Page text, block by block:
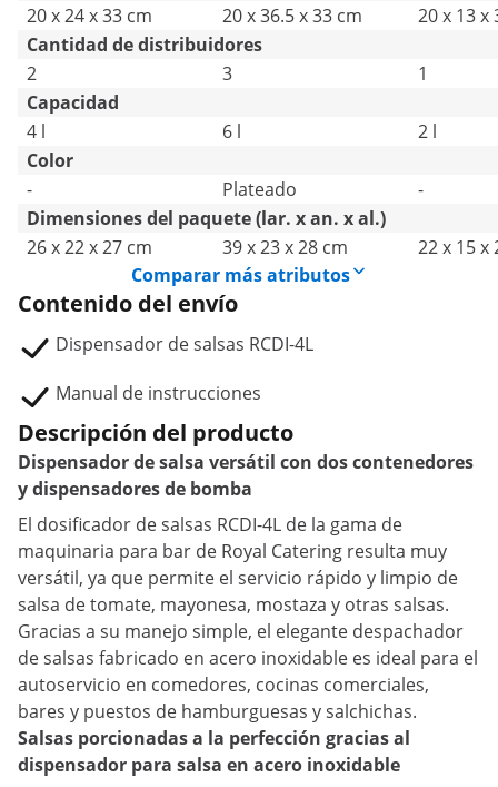
20 x 24 x 33 cm
20 x 36.5 x 33 cm
20 x 13 x
Cantidad de distribuidores
2
3
1
Capacidad
4 l
6 l
2 l
Color
-
Plateado
-
Dimensiones del paquete (lar. x an. x al.)
26 x 22 x 27 cm
39 x 23 x 28 cm
22 x 15 x
Comparar más atributos
Contenido del envío
Dispensador de salsas RCDI-4L
Manual de instrucciones
Descripción del producto
Dispensador de salsa versátil con dos contenedores
y dispensadores de bomba
El dosificador de salsas RCDI-4L de la gama de
maquinaria para bar de Royal Catering resulta muy
versátil, ya que permite el servicio rápido y limpio de
salsa de tomate, mayonesa, mostaza y otras salsas.
Gracias a su manejo simple, el elegante despachador
de salsas fabricado en acero inoxidable es ideal para el
autoservicio en comedores, cocinas comerciales,
bares y puestos de hamburguesas y salchichas.
Salsas porcionadas a la perfección gracias al
dispensador para salsa en acero inoxidable